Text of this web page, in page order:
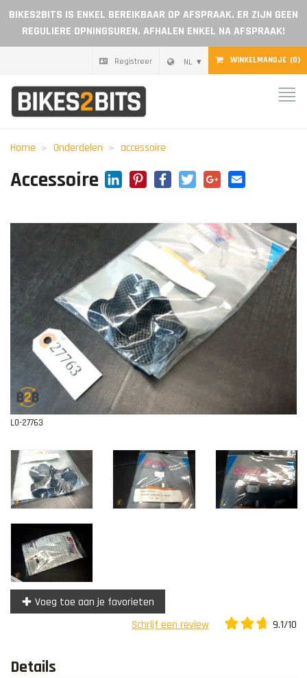
BIKES2BITS IS ENKEL BEREIKBAAR OP AFSPRAAK. ER ZIJN GEEN
REGULIERE OPNINGSUREN. AFHALEN ENKEL NA AFSPRAAK!
WINKELMANDJE (0)
NL
Registreer
Home
Reviews
Contact
Home Onderdelen accessoire
Accessoire LinkedIn
Pinterest
Facebook
TwitterGoogle+
L0-27763
Voeg toe aan je favorieten
Schrijf een review
9.1/10
Details